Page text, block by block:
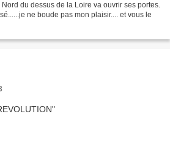
du dessus de la Loire va ouvrir ses portes.
ne boude pas mon plaisir.... et vous le